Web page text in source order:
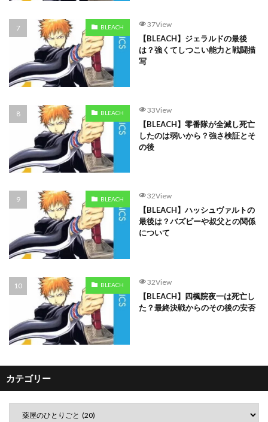
BLEACH 37View
【BLEACH】ジェラルドの最後
は？強くてしつこい能力と戦闘描
写
BLEACH 33View
【BLEACH】零番隊が全滅し死亡
したのは弱いから？強さ検証とそ
の後
BLEACH 32View
【BLEACH】ハッシュヴァルトの
最後は？バズビーや叔父との関係
について
BLEACH 32View
【BLEACH】四楓院夜一は死亡し
た？最終決戦からのその後の安否
カテゴリー